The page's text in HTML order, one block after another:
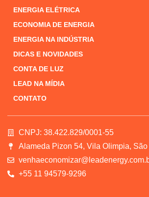
ENERGIA ELÉTRICA
ECONOMIA DE ENERGIA
ENERGIA NA INDÚSTRIA
DICAS E NOVIDADES
CONTA DE LUZ
LEAD NA MÍDIA
CONTATO
CNPJ: 38.422.829/0001-55
Alameda Pizon 54, Vila Olimpia, São
+55 11 94579-9296